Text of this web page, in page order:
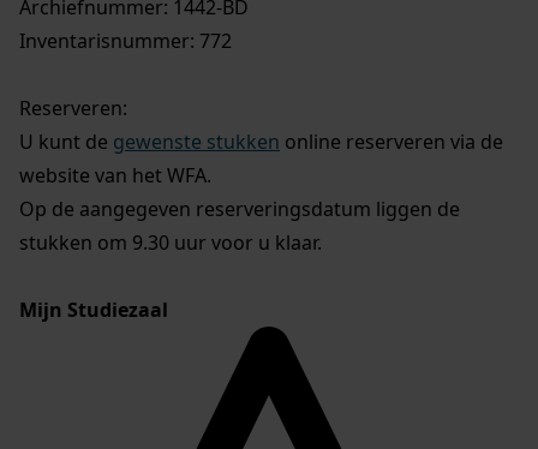
Archiefnummer: 1442-BD
Inventarisnummer: 772
Reserveren:
U kunt de gewenste stukken online reserveren via de
website van het WFA.
Op de aangegeven reserveringsdatum liggen de
stukken om 9.30 uur voor u klaar.
Mijn Studiezaal